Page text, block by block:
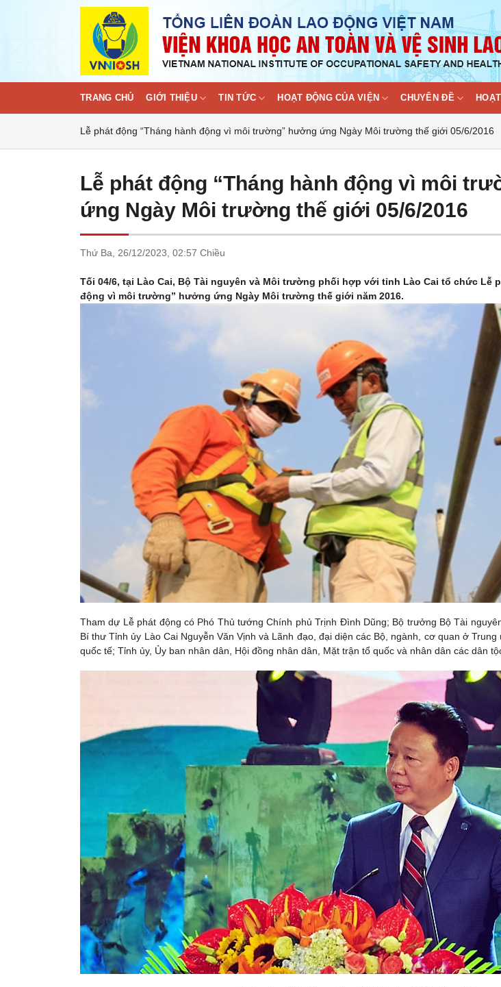
TRANG CHỦ GIỚI THIỆU TIN TỨC HOẠT ĐỘNG CỦA VIỆN CHUYÊN ĐỀ
Lễ phát động “Tháng hành động vì môi trường” hưởng ứng Ngày Môi trường thế giới 05/6/2016
Lễ phát động “Tháng hành động vì môi
ứng Ngày Môi trường thế giới 05/6/2016
Thứ Ba, 26/12/2023, 02:57 Chiều
Tối 04/6, tại Lào Cai, Bộ Tài nguyên và Môi trường phối hợp với tỉnh Lào Cai tổ chức Lễ
động vì môi trường” hưởng ứng Ngày Môi trường thế giới năm 2016.
Tham dự Lễ phát động có Phó Thủ tướng Chính phủ Trịnh Đình Dũng; Bộ trưởng Bộ Tài
Bí thư Tỉnh ủy Lào Cai Nguyễn Văn Vịnh và Lãnh đạo, đại diện các Bộ, ngành, cơ quan ở
quốc tế; Tỉnh ủy, Ủy ban nhân dân, Hội đồng nhân dân, Mặt trận tổ quốc và nhân dân các dân